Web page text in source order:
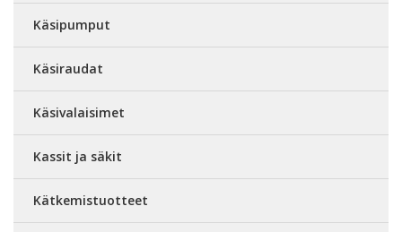
Käsipumput
Käsiraudat
Käsivalaisimet
Kassit ja säkit
Kätkemistuotteet